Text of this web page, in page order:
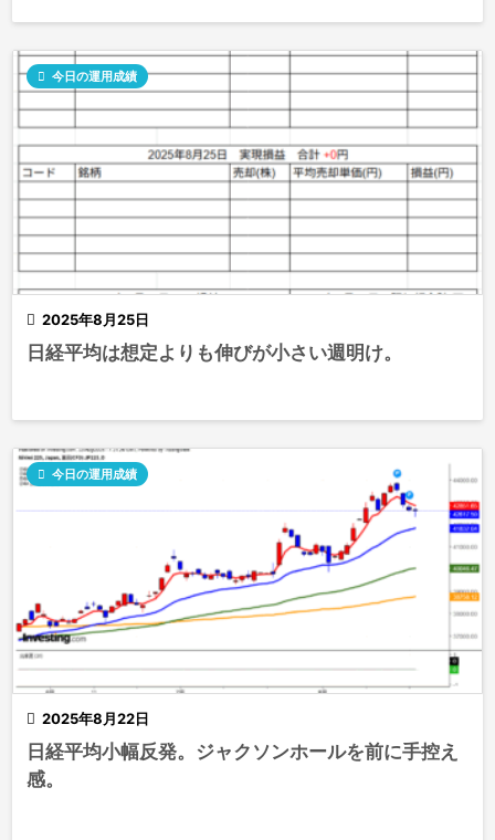
 2025年8月25日
 今日の運用成績
日経平均は想定よりも伸びが小さい週明け。
 2025年8月22日
 今日の運用成績
日経平均小幅反発。ジャクソンホールを前に手控え
感。